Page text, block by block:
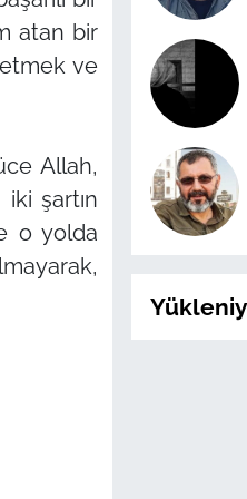
atan bir
ve
Allah,
iki şartın
o yolda